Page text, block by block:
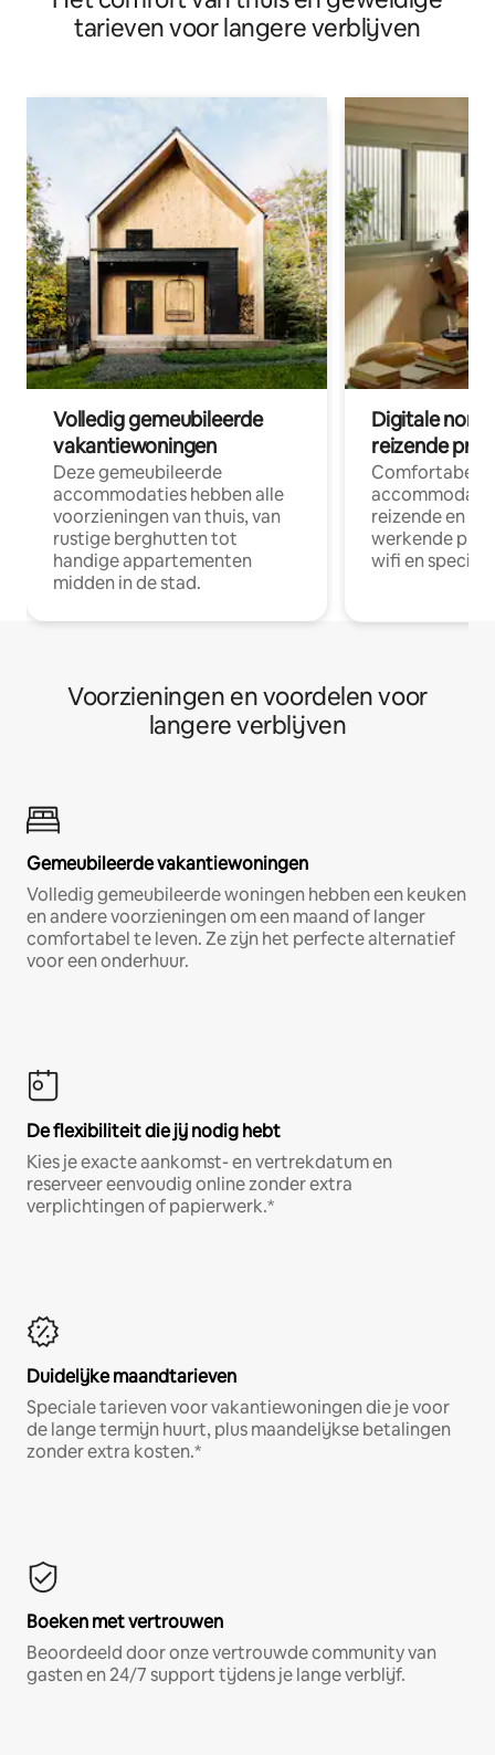
tarieven voor langere verblijven
Volledig gemeubileerde
vakantiewoningen
Deze gemeubileerde
accommodaties hebben alle
voorzieningen van thuis, van
rustige berghutten tot
handige appartementen
midden in de stad.
Digitale
reizende
Comfortabele
reizende en
werkende
wifi en
Voorzieningen en voordelen voor
langere verblijven
Gemeubileerde vakantiewoningen
Volledig gemeubileerde woningen hebben een keuken
en andere voorzieningen om een maand of langer
comfortabel te leven. Ze zijn het perfecte alternatief
voor een onderhuur.
De flexibiliteit die jij nodig hebt
Kies je exacte aankomst- en vertrekdatum en
reserveer eenvoudig online zonder extra
verplichtingen of papierwerk.*
Duidelijke maandtarieven
Speciale tarieven voor vakantiewoningen die je voor
de lange termijn huurt, plus maandelijkse betalingen
zonder extra kosten.*
Boeken met vertrouwen
Beoordeeld door onze vertrouwde community van
gasten en 24/7 support tijdens je lange verblijf.